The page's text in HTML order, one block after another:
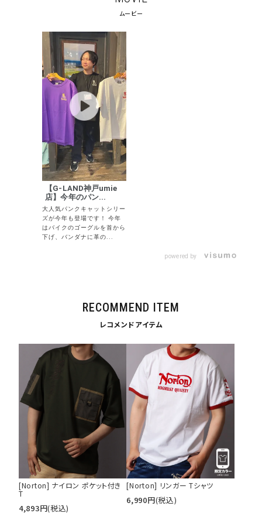
円 ～
並び順
カテゴリ
サイズ
M
XL
XXL
29inc
30inc
34inc
36inc
40inc
KIDS
カラー
tune 絞り込んで検索する
ムービー
【G-LAND神戸umie
店】今年のパン...
大人気パンクキャットシリー
ズが今年も登場です！ 今年
はバイクのゴーグルを首から
下げ、バンダナに革の...
powered by
RECOMMEND ITEM
レコメンドアイテム
[Norton] ナイロン ポケット付き
T
4,893円(税込)
[Norton] リンガー Tシャツ
6,990円(税込)